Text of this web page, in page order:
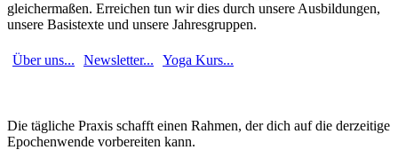
gleichermaßen. Erreichen tun wir dies durch unsere Ausbildungen,
unsere Basistexte und unsere Jahresgruppen.
Über uns... Newsletter... Yoga Kurs...
Die tägliche Praxis schafft einen Rahmen, der dich auf die derzeitige
Epochenwende vorbereiten kann.